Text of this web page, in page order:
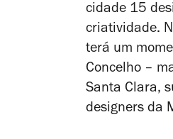
cidade 15
criatividade.
terá um
Concelho –
Santa Clara,
designers da